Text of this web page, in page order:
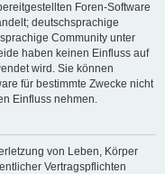
Foren-Software
deutschsprachige
Community unter
haben keinen Einfluss auf
wird. Sie können
für bestimmte Zwecke nicht
Einfluss nehmen.
von Leben, Körper
Vertragspflichten